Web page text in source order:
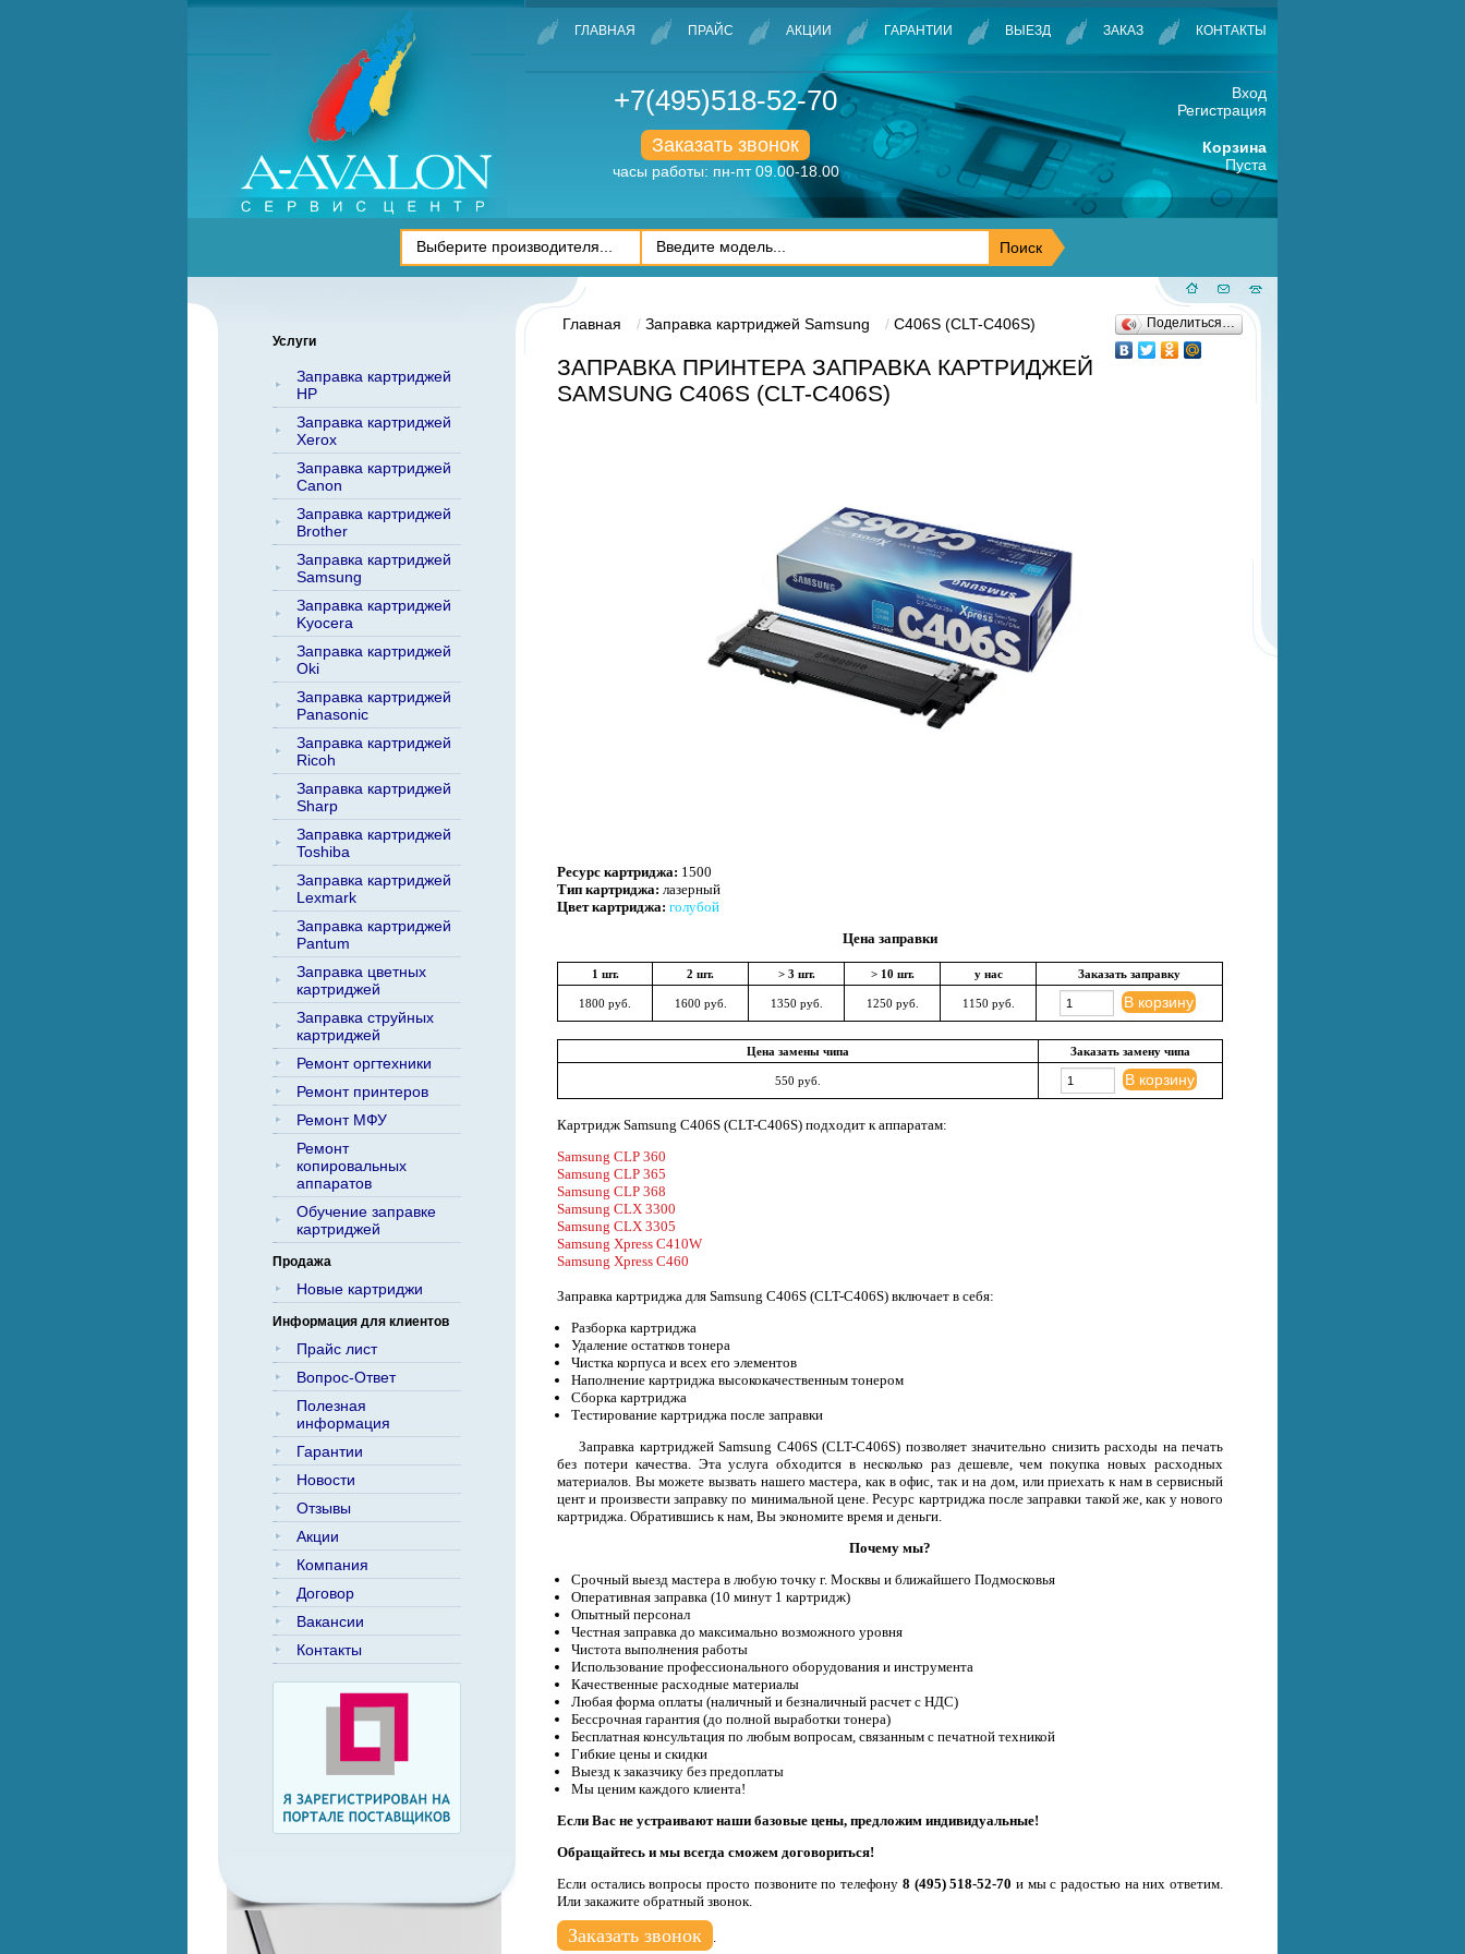
ГЛАВНАЯ ПРАЙС АКЦИИ ГАРАНТИИ ВЫЕЗД ЗАКАЗ КОНТАКТЫ
+7(495)518-52-70
Заказать звонок
часы работы: пн-пт 09.00-18.00
Вход
Регистрация
Корзина
Пуста
Услуги
Заправка картриджей
HP
Заправка картриджей
Xerox
Заправка картриджей
Canon
Заправка картриджей
Brother
Заправка картриджей
Samsung
Заправка картриджей
Kyocera
Заправка картриджей
Oki
Заправка картриджей
Panasonic
Заправка картриджей
Ricoh
Заправка картриджей
Sharp
Заправка картриджей
Toshiba
Заправка картриджей
Lexmark
Заправка картриджей
Pantum
Заправка цветных
картриджей
Заправка струйных
картриджей
Ремонт оргтехники
Ремонт принтеров
Ремонт МФУ
Ремонт
копировальных
аппаратов
Обучение заправке
картриджей
Продажа
Новые картриджи
Информация для клиентов
Прайс лист
Вопрос-Ответ
Полезная
информация
Гарантии
Новости
Отзывы
Акции
Компания
Договор
Вакансии
Контакты
Главная Заправка картриджей Samsung C406S (CLT-C406S)
ЗАПРАВКА ПРИНТЕРА ЗАПРАВКА КАРТРИДЖЕЙ
SAMSUNG C406S (CLT-C406S)
Поделиться…
Ресурс картриджа: 1500
Тип картриджа: лазерный
Цвет картриджа: голубой
Цена заправки
1 шт. 2 шт. > 3 шт. > 10 шт. у нас Заказать заправку
1800 руб. 1600 руб. 1350 руб. 1250 руб. 1150 руб. В корзину
Цена замены чипа Заказать замену чипа
550 руб. В корзину
Картридж Samsung C406S (CLT-C406S) подходит к аппаратам:
Samsung CLP 360
Samsung CLP 365
Samsung CLP 368
Samsung CLX 3300
Samsung CLX 3305
Samsung Xpress C410W
Samsung Xpress C460
Заправка картриджа для Samsung C406S (CLT-C406S) включает в себя:
Разборка картриджа
Удаление остатков тонера
Чистка корпуса и всех его элементов
Наполнение картриджа высококачественным тонером
Сборка картриджа
Тестирование картриджа после заправки
Заправка картриджей Samsung C406S (CLT-C406S) позволяет значительно снизить расходы на печать
без потери качества. Эта услуга обходится в несколько раз дешевле, чем покупка новых расходных
материалов. Вы можете вызвать нашего мастера, как в офис, так и на дом, или приехать к нам в сервисный
цент и произвести заправку по минимальной цене. Ресурс картриджа после заправки такой же, как у нового
картриджа. Обратившись к нам, Вы экономите время и деньги.
Почему мы?
Срочный выезд мастера в любую точку г. Москвы и ближайшего Подмосковья
Оперативная заправка (10 минут 1 картридж)
Опытный персонал
Честная заправка до максимально возможного уровня
Чистота выполнения работы
Использование профессионального оборудования и инструмента
Качественные расходные материалы
Любая форма оплаты (наличный и безналичный расчет с НДС)
Бессрочная гарантия (до полной выработки тонера)
Бесплатная консультация по любым вопросам, связанным с печатной техникой
Гибкие цены и скидки
Выезд к заказчику без предоплаты
Мы ценим каждого клиента!
Если Вас не устраивают наши базовые цены, предложим индивидуальные!
Обращайтесь и мы всегда сможем договориться!
Если остались вопросы просто позвоните по телефону 8 (495) 518-52-70 и мы с радостью на них ответим.
Или закажите обратный звонок.
Заказать звонок